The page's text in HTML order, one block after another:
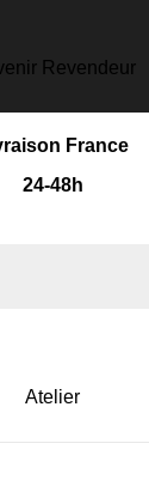
Revendeur
France
24-48h
Atelier